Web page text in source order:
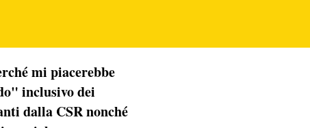
mi piacerebbe
inclusivo dei
dalla CSR nonché